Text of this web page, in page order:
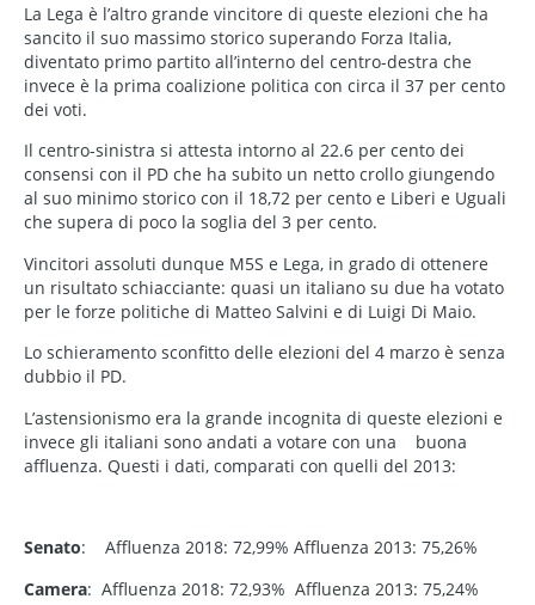
La Lega è l’altro grande vincitore di queste elezioni che ha
sancito il suo massimo storico superando Forza Italia,
diventato primo partito all’interno del centro-destra che
invece è la prima coalizione politica con circa il 37 per cento
dei voti.
Il centro-sinistra si attesta intorno al 22.6 per cento dei
consensi con il PD che ha subito un netto crollo giungendo
al suo minimo storico con il 18,72 per cento e Liberi e Uguali
che supera di poco la soglia del 3 per cento.
Vincitori assoluti dunque M5S e Lega, in grado di ottenere
un risultato schiacciante: quasi un italiano su due ha votato
per le forze politiche di Matteo Salvini e di Luigi Di Maio.
Lo schieramento sconfitto delle elezioni del 4 marzo è senza
dubbio il PD.
L’astensionismo era la grande incognita di queste elezioni e
invece gli italiani sono andati a votare con una buona
affluenza. Questi i dati, comparati con quelli del 2013:
Senato: Affluenza 2018: 72,99% Affluenza 2013: 75,26%
Camera: Affluenza 2018: 72,93% Affluenza 2013: 75,24%